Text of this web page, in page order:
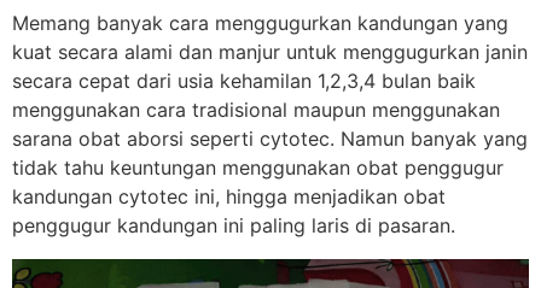
Memang banyak cara menggugurkan kandungan yang
kuat secara alami dan manjur untuk menggugurkan janin
secara cepat dari usia kehamilan 1,2,3,4 bulan baik
menggunakan cara tradisional maupun menggunakan
sarana obat aborsi seperti cytotec. Namun banyak yang
tidak tahu keuntungan menggunakan obat penggugur
kandungan cytotec ini, hingga menjadikan obat
penggugur kandungan ini paling laris di pasaran.